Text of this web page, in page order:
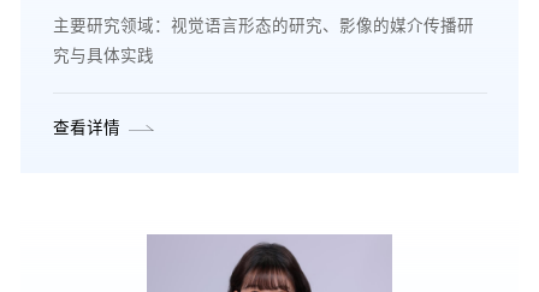
主要研究领域：视觉语言形态的研究、影像的媒介传播研
究与具体实践
查看详情